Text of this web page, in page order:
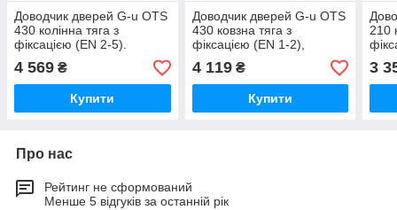
Доводчик дверей G-u OTS
430 колінна тяга з
фіксацією (EN 2-5).
4 569 ₴
Купити
Доводчик дверей G-u OTS
430 ковзна тяга з
фіксацією (EN 1-2),
чорний.
4 119₴
Купити
210
3
Про нас
Рейтинг не сформований
Менше 5 відгуків за останній рік